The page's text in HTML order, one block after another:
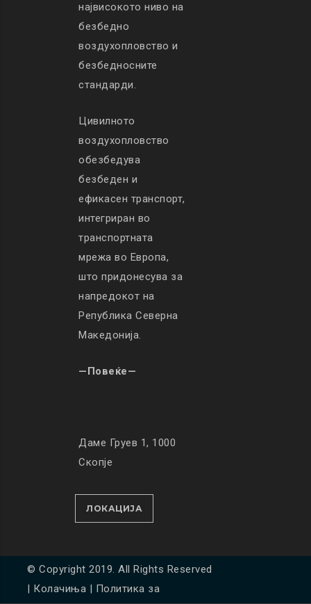
највисокото ниво на
безбедно
воздухопловство и
безбедносните
стандарди.
Цивилното
воздухопловство
обезбедува
безбеден и
ефикасен транспорт,
интегриран во
транспортната
мрежа во Европа,
што придонесува за
напредокот на
Република Северна
Македонија.
—Повеќе—
Даме Груев 1, 1000
Скопје
ЛОКАЦИЈА
© Copyright 2019. All Rights Reserved
| Колачиња | Политика за